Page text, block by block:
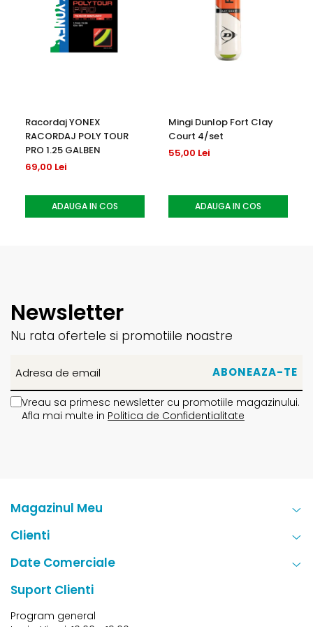
Racordaj YONEX
RACORDAJ POLY TOUR
PRO 1.25 GALBEN
69,00 Lei
ADAUGA IN COS
Mingi Dunlop Fort Clay
Court 4/set
55,00 Lei
ADAUGA IN COS
Newsletter
Nu rata ofertele si promotiile noastre
Vreau sa primesc newsletter cu promotiile magazinului.
Afla mai multe in Politica de Confidentialitate
Magazinul Meu
Clienti
Date Comerciale
Suport Clienti
Program general